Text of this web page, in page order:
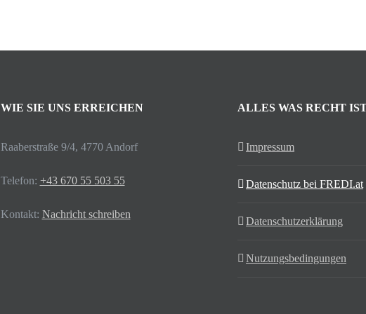
WIE SIE UNS ERREICHEN
Raaberstraße 9/4, 4770 Andorf
Telefon: +43 670 55 503 55
Kontakt: Nachricht schreiben
ALLES WAS RECHT
Impressum
Datenschutz bei FREDI.at
Datenschutzerklärung
Nutzungsbedingungen